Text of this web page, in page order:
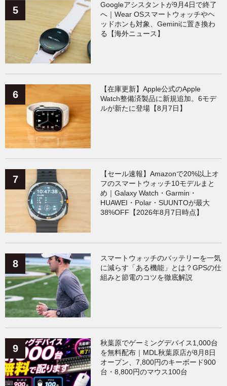
Googleアシスタントが9月4日で終了
へ｜Wear OSスマートウォッチやヘ
ッドホンも対象、Geminiに置き換わ
る【海外ニュース】
【在庫更新】Apple公式のApple
Watch整備済製品に新規追加。6モデ
ルが新たに登場【8月7日】
【セール速報】Amazonで20%以上オ
フのスマートウォッチ10モデルまと
め｜Galaxy Watch・Garmin・
HUAWEI・Polar・SUUNTOが最大
38%OFF【2026年8月7日時点】
スマートウォッチのバッテリーを一気
に減らす「ある機能」とは？GPSの仕
組みと節電のコツを徹底解説
秋葉原でゲーミングデバイス1,000台
を無料配布｜MDL秋葉原店が8月8日
オープン、7,800円のキーボード900
台・8,800円のマウス100台